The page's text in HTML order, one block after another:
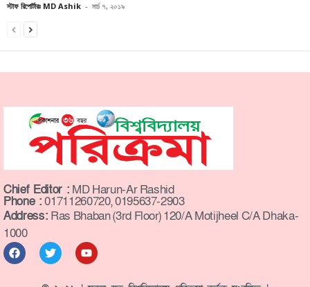
স্টাফ রিপোর্টারঃ MD Ashik - মার্চ ৭, ২০১৯
Chief Editor : MD Harun-Ar Rashid
Phone :01711260720, 0195637-2903
Address: Ras Bhaban (3rd Floor) 120/A Motijheel C/A Dhaka-
1000